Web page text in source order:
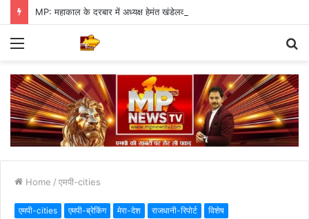
Menu
Home / एमपी-cities
एमपी-cities एमपी-ब्रेकिंग मेरा-देश राजधानी-रिपोर्ट विशेष